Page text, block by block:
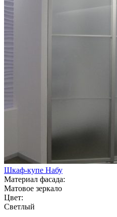
Шкаф-купе Набу
Материал фасада:
Матовое зеркало
Цвет:
Светлый